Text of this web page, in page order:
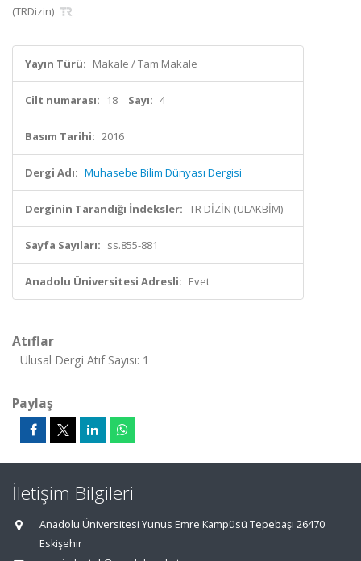
(TRDizin)
Yayın Türü: Makale / Tam Makale
Cilt numarası: 18 Sayı: 4
Basım Tarihi: 2016
Dergi Adı: Muhasebe Bilim Dünyası Dergisi
Derginin Tarandığı İndeksler: TR DİZİN (ULAKBİM)
Sayfa Sayıları: ss.855-881
Anadolu Üniversitesi Adresli: Evet
Atıflar
Ulusal Dergi Atıf Sayısı: 1
Paylaş
İletişim Bilgileri
Anadolu Üniversitesi Yunus Emre Kampüsü Tepebaşı 26470
Eskişehir